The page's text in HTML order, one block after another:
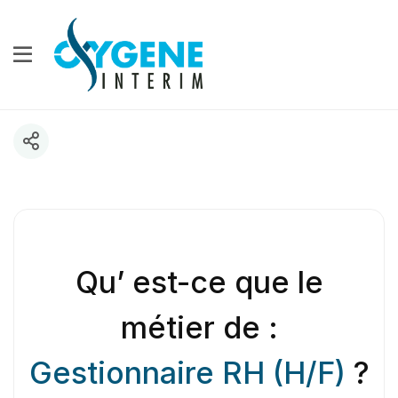
Qu’ est-ce que le
métier de :
Gestionnaire RH (H/F) ?